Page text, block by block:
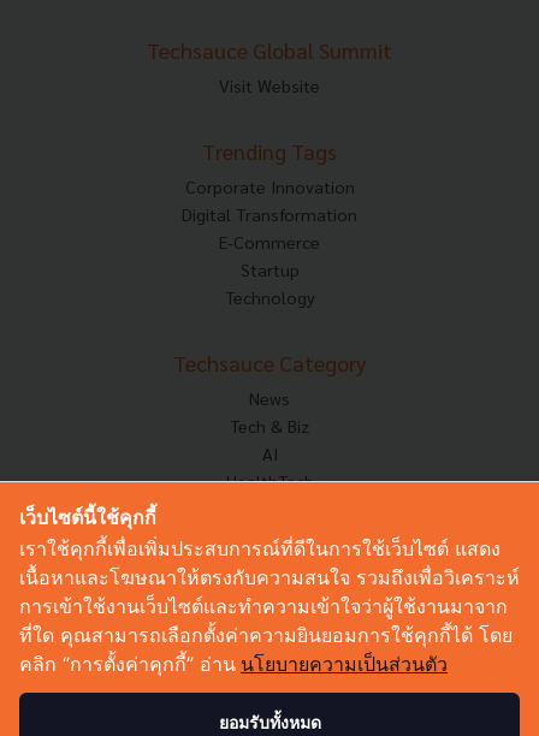
Techsauce Global Summit
Visit Website
Trending Tags
Corporate Innovation
Digital Transformation
E-Commerce
Startup
Technology
Techsauce Category
News
Tech & Biz
AI
HealthTech
Corp Innov
Saucy Thoughts
Sustainable
Videos
Podcast
เว็บไซต์นี้ใช้คุกกี้
เราใช้คุกกี้เพื่อเพิ่มประสบการณ์ที่ดีในการใช้เว็บไซต์ แสดง
เนื้อหาและโฆษณาให้ตรงกับความสนใจ รวมถึงเพื่อวิเคราะห์
การเข้าใช้งานเว็บไซต์และทำความเข้าใจว่าผู้ใช้งานมาจาก
ที่ใด คุณสามารถเลือกตั้งค่าความยินยอมการใช้คุกกี้ได้ โดย
คลิก “การตั้งค่าคุกกี้” อ่าน นโยบายความเป็นส่วนตัว
ยอมรับทั้งหมด